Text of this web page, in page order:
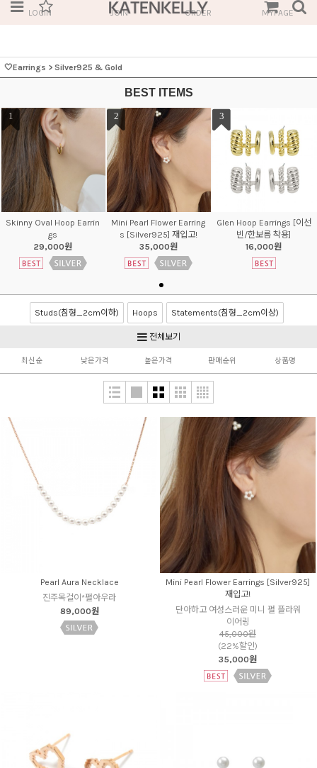
LOGIN JOIN ORDER MYPAGE
🤍Earrings > Silver925 & Gold
BEST ITEMS
1
Skinny Oval Hoop Earrin
gs
29,000원
2
Mini Pearl Flower Earring
s [Silver925] 재입고!
35,000원
3
Glen Hoop Earrings [이선
빈/한보름 착용]
16,000원
Studs(침형_2cm이하) Hoops Statements(침형_2cm이상)
Silver925 & Gold Non pierced
전체보기
최신순 낮은가격 높은가격 판매순위 상품명
Pearl Aura Necklace
진주목걸이*펄아우라
89,000원
Mini Pearl Flower Earrings [Silver925]
재입고!
단아하고 여성스러운 미니 펄 플라워
이어링
45,000원
(22%할인)
35,000원